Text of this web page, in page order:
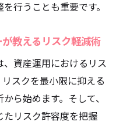
行うことも重要です。
教えるリスク軽減術
資産運用におけるリス
スクを最小限に抑える
ら始めます。そして、
たリスク許容度を把握